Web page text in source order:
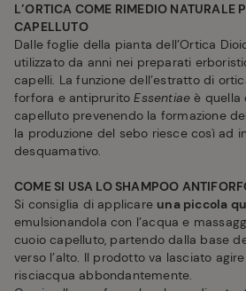
L’ORTICA COME RIMEDIO NATURALE
CAPELLUTO
Dalle foglie della pianta dell’Ortica
utilizzato da anni nei preparati
capelli. La funzione dell’estratto di
forfora e antipruritoEssentiae è quella
capelluto prevenendo la formazione
la produzione del sebo riesce così ad
desquamativo.
COME SI USA LO SHAMPOO
Si consiglia di applicare una piccola
emulsionandola con l’acqua e
cuoio capelluto, partendo dalla base
verso l’alto. Il prodotto va lasciato
risciacqua abbondantemente.